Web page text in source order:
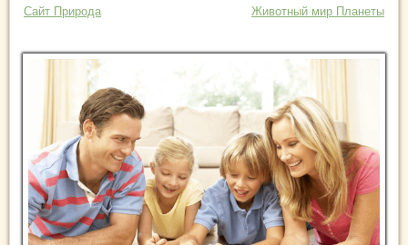
Сайт Природа Животный мир Планеты